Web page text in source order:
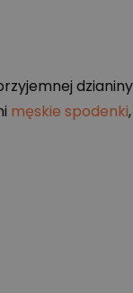
męskie spodenki